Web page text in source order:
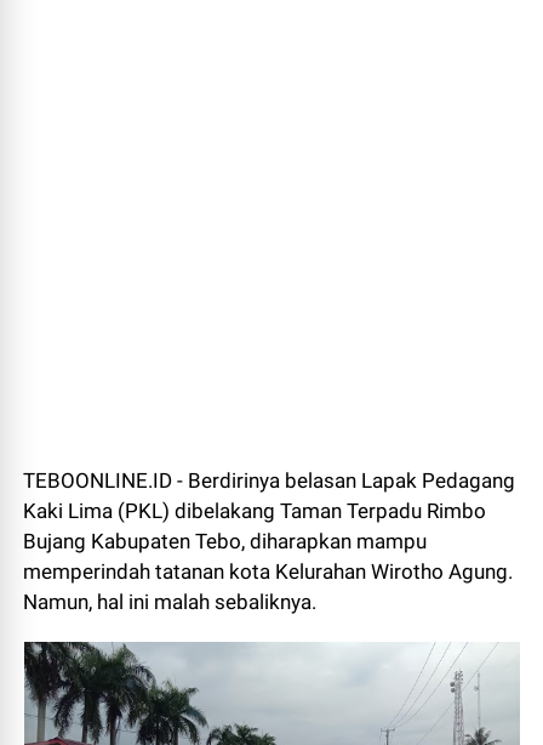
TEBOONLINE.ID - Berdirinya belasan Lapak Pedagang
Kaki Lima (PKL) dibelakang Taman Terpadu Rimbo
Bujang Kabupaten Tebo, diharapkan mampu
memperindah tatanan kota Kelurahan Wirotho Agung.
Namun, hal ini malah sebaliknya.